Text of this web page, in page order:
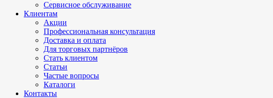
Сервисное обслуживание
Клиентам
Акции
Профессиональная консультация
Доставка и оплата
Для торговых партнёров
Стать клиентом
Статьи
Частые вопросы
Каталоги
Контакты